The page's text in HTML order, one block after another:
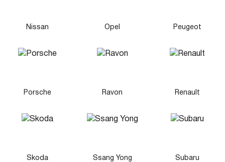
Nissan Opel Peugeot
Porsche Ravon Renault
Skoda Ssang Yong Subaru